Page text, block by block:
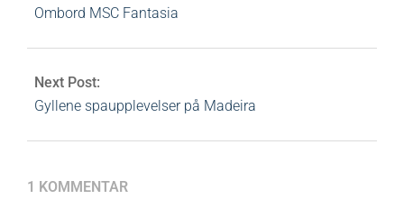
Ombord MSC Fantasia
Next Post:
Gyllene spaupplevelser på Madeira
1 KOMMENTAR